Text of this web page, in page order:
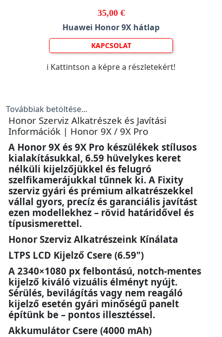
35,00 €
Huawei Honor 9X hátlap
KAPCSOLAT
ℹ️ Kattintson a képre a részletekért!
Továbbiak betöltése...
Honor Szerviz Alkatrészek és Javítási
Információk | Honor 9X / 9X Pro
A Honor 9X és 9X Pro készülékek stílusos
kialakításukkal, 6.59 hüvelykes keret
nélküli kijelzőjükkel és felugró
szelfikamerájukkal tűnnek ki. A Fixity
szerviz gyári és prémium alkatrészekkel
vállal gyors, precíz és garanciális javítást
ezen modellekhez – rövid határidővel és
típusismerettel.
Honor Szerviz Alkatrészeink Kínálata
LTPS LCD Kijelző Csere (6.59")
A 2340×1080 px felbontású, notch-mentes
kijelző kiváló vizuális élményt nyújt.
Sérülés, bevilágítás vagy nem reagáló
kijelző esetén gyári minőségű panelt
építünk be – pontos illesztéssel.
Akkumulátor Csere (4000 mAh)